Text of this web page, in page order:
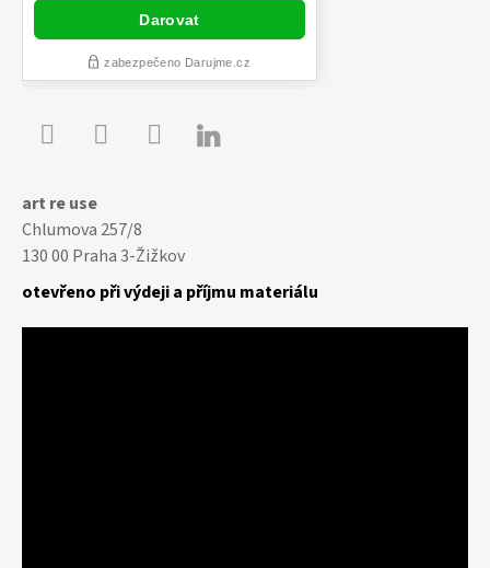

art re use
Chlumova 257/8
130 00 Praha 3-Žižkov
otevřeno při výdeji a příjmu materiálu